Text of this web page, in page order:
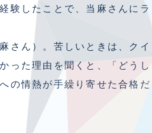
験したことで、当麻さんにラ
さん）。苦しいときは、クイ
った理由を聞くと、「どうし
の情熱が手繰り寄せた合格だ